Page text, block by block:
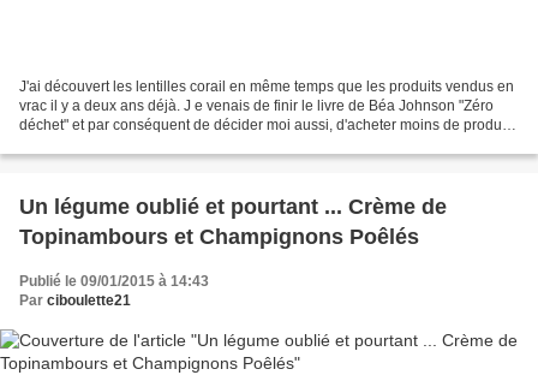
J'ai découvert les lentilles corail en même temps que les produits vendus en
vrac il y a deux ans déjà. J e venais de finir le livre de Béa Johnson "Zéro
déchet" et par conséquent de décider moi aussi, d'acheter moins de produits
Un légume oublié et pourtant ... Crème de
Topinambours et Champignons Poêlés
Publié le 09/01/2015 à 14:43
Par ciboulette21